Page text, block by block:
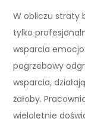
W obliczu straty
tylko
wsparcia
pogrzebowy
wsparcia,
żałoby.
wieloletnie